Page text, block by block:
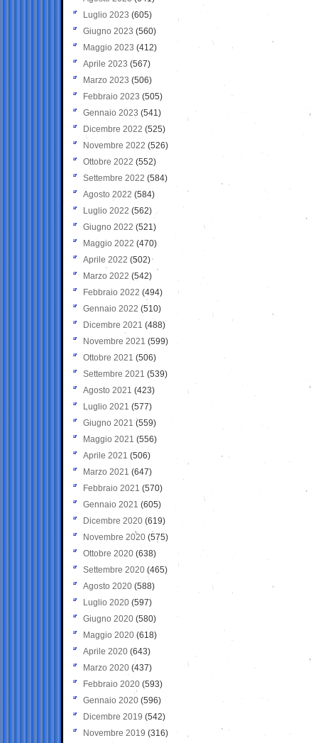
Luglio 2023 (605)
Giugno 2023 (560)
Maggio 2023 (412)
Aprile 2023 (567)
Marzo 2023 (506)
Febbraio 2023 (505)
Gennaio 2023 (541)
Dicembre 2022 (525)
Novembre 2022 (526)
Ottobre 2022 (552)
Settembre 2022 (584)
Agosto 2022 (584)
Luglio 2022 (562)
Giugno 2022 (521)
Maggio 2022 (470)
Aprile 2022 (502)
Marzo 2022 (542)
Febbraio 2022 (494)
Gennaio 2022 (510)
Dicembre 2021 (488)
Novembre 2021 (599)
Ottobre 2021 (506)
Settembre 2021 (539)
Agosto 2021 (423)
Luglio 2021 (577)
Giugno 2021(559)
Maggio 2021 (556)
Aprile 2021 (506)
Marzo 2021 (647)
Febbraio 2021 (570)
Gennaio 2021 (605)
Dicembre 2020 (619)
Novembre 2020 (575)
Ottobre 2020 (638)
Settembre 2020(465)
Agosto 2020 (588)
Luglio 2020 (597)
Giugno 2020 (580)
Maggio 2020 (618)
Aprile 2020 (643)
Marzo 2020 (437)
Febbraio 2020 (593)
Gennaio 2020 (596)
Dicembre 2019 (542)
Novembre 2019 (316)